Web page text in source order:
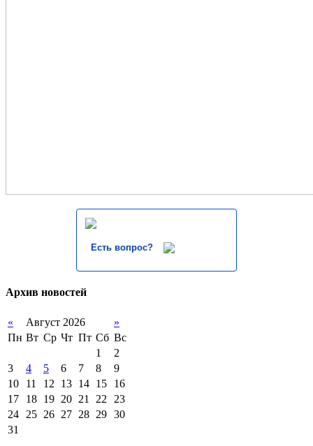
Есть вопрос?
Архив новостей
« Август 2026
»
Пн Вт Ср Чт Пт Сб Вс
1
2
3
4 5 6 7 8
9
10
11 12 13 14 15
16
17
18 19 20 21 22
23
24
25 26 27 28 29 30
31